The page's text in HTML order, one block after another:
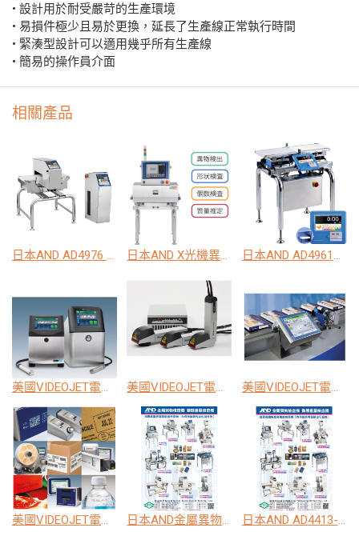
• 設計用於耐受嚴苛的生產環境
• 易損件極少且易於更換，延長了生產線正常執行時間
• 緊湊型設計可以適用幾乎所有生產線
• 簡易的操作員介面
相關產品
日本AND AD4976 脫氧劑包裝金屬異物檢出機 日本AND X光機異物檢查系統 日本AND AD4961高精度動態重量選別機
美國VIDEOJET電腦日期噴印機，雷射雕刻標示系統，色帶熱轉印機，即印即貼標籤機 美國VIDEOJET電腦日期噴印機，雷射雕刻標示系統，色帶熱轉印機，即印即貼標籤機 美國VIDEOJET電腦日期噴印機，雷射雕刻標示系統，色帶熱轉印機，即印即貼標籤機